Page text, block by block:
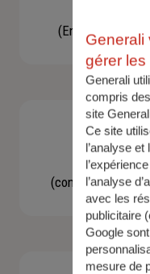
(En cas
(concernant une
Generali
gérer
Generali
compris
site
Ce site
l’analyse
l’analyse
avec les
publicitaire
Google
mesure de